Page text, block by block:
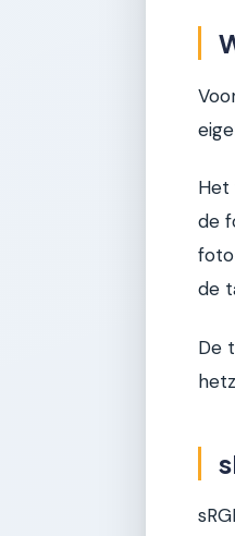
Het
de
de
De